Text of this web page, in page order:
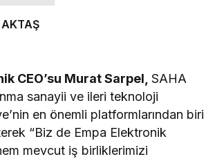
CEO’su Murat Sarpel,SAHA
sanayii ve ileri teknoloji
en önemli platformlarından biri
“Biz de Empa Elektronik
mevcut iş birliklerimizi